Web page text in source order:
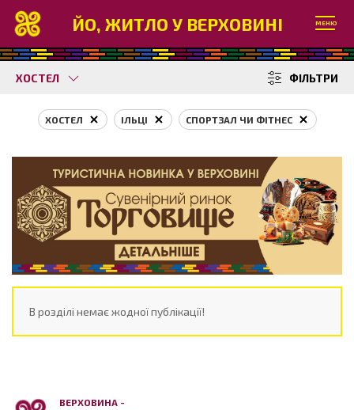
ЙО, ЖИТЛО У ВЕРХОВИНІ МЕНЮ
ХОСТЕЛ ФІЛЬТРИ
ХОСТЕЛ ІЛЬЦІ СПОРТЗАЛ ЧИ ФІТНЕС
В розділі немає жодної публікації!
ВЕРХОВИНА -